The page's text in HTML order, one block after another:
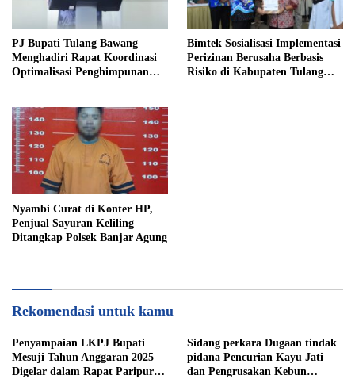
PJ Bupati Tulang Bawang
Menghadiri Rapat Koordinasi
Optimalisasi Penghimpunan
Bimtek Sosialisasi Implementasi
Perizinan Berusaha Berbasis
Risiko di Kabupaten Tulang
Nyambi Curat di Konter HP,
Penjual Sayuran Keliling
Ditangkap Polsek Banjar Agung
Rekomendasi untuk kamu
Penyampaian LKPJ Bupati
Mesuji Tahun Anggaran 2025
Digelar dalam Rapat Paripurna
Sidang perkara Dugaan tindak
pidana Pencurian Kayu Jati
dan Pengrusakan Kebun